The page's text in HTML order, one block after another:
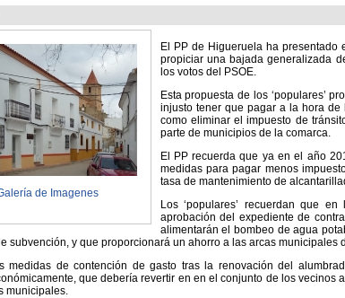
de Imagenes
El PP de Higueruela ha
propiciar una bajada generalizada
los votos del PSOE.
Esta propuesta de los ‘populares’
injusto tener que pagar a la hora
como eliminar el impuesto de
parte de municipios de la comarca.
El PP recuerda que ya en el año
medidas para pagar menos
tasa de mantenimiento de
Los ‘populares’ recuerdan que
aprobación del expediente de
alimentarán el bombeo de agua
subvención, y que proporcionará un ahorro a las arcas municipales
medidas de contención de gasto tras la renovación del
que debería revertir en en el conjunto de los vecinos
municipales.